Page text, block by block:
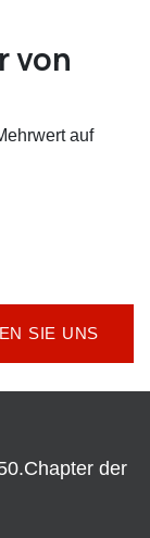
von
auf
SIE UNS
der